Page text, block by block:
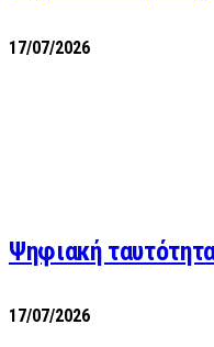
17/07/2026
Ψηφιακή
17/07/2026